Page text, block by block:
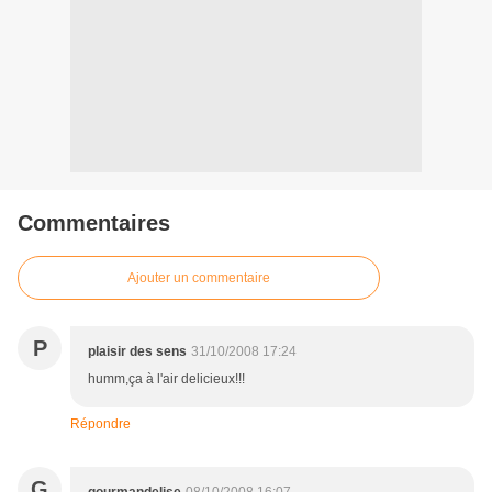
Commentaires
Ajouter un commentaire
P plaisir des sens 31/10/2008 17:24
humm,ça à l'air delicieux!!!
Répondre